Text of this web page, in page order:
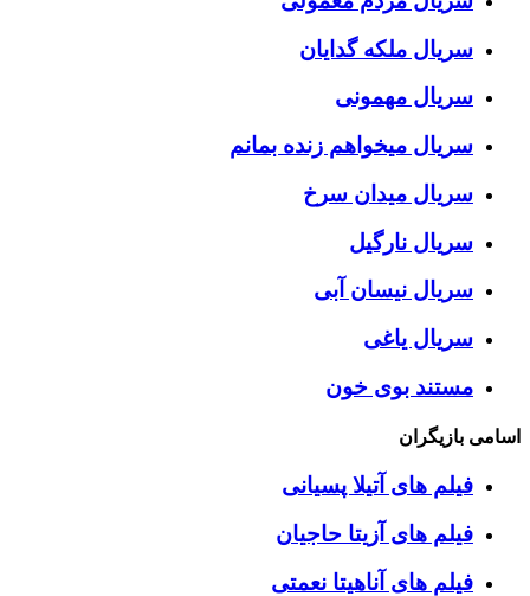
سریال ملکه گدایان
سریال مهمونی
سریال میخواهم زنده بمانم
سریال میدان سرخ
سریال نارگیل
سریال نیسان آبی
سریال یاغی
مستند بوی خون
اسامی بازیگران
فیلم های آتیلا پسیانی
فیلم های آزیتا حاجیان
فیلم های آناهیتا نعمتی